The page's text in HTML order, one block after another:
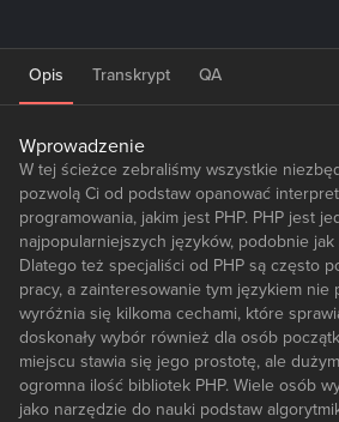
Opis Transkrypt QA
Wprowadzenie
W tej ścieżce zebraliśmy wszystkie
pozwolą Ci od podstaw opanować
programowania, jakim jest PHP. PHP jest
najpopularniejszych języków, podobnie jak
Dlatego też specjaliści od PHP są często
pracy, a zainteresowanie tym językiem nie
wyróżnia się kilkoma cechami, które
doskonały wybór również dla osób
miejscu stawia się jego prostotę, ale
ogromna ilość bibliotek PHP. Wiele osób
jako narzędzie do nauki podstaw